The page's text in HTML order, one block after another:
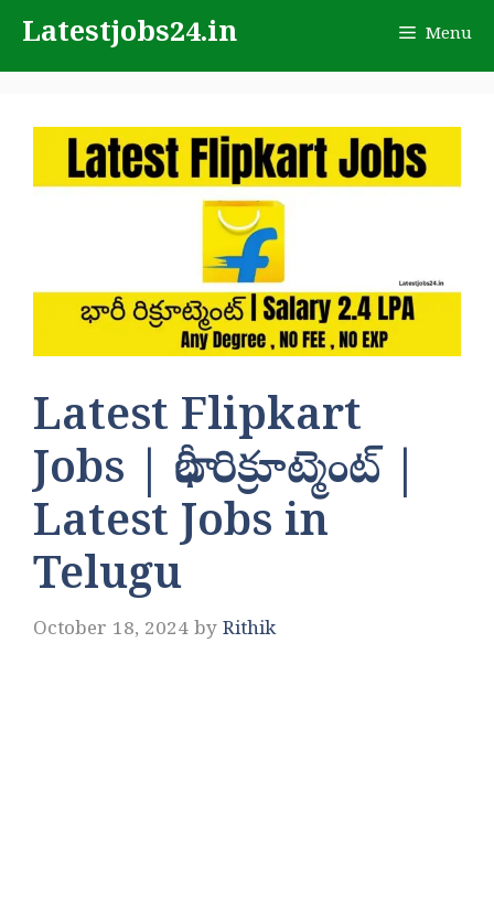
content
Latestjobs24.in Menu
Latest Flipkart
Jobs | భారీ రిక్రూట్మెంట్ |
Latest Jobs in
Telugu
October 18, 2024 by Rithik